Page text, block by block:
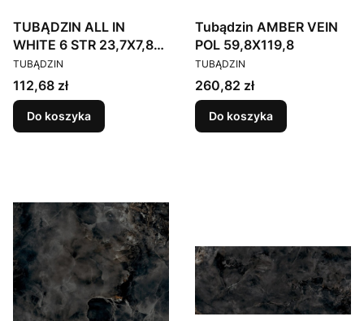
TUBĄDZIN ALL IN
WHITE 6 STR 23,7X7,8
Gat.1
PRODUCENT
TUBĄDZIN
Cena
112,68 zł
Do koszyka
Tubądzin AMBER VEIN
POL 59,8X119,8
PRODUCENT
TUBĄDZIN
Cena
260,82 zł
Do koszyka